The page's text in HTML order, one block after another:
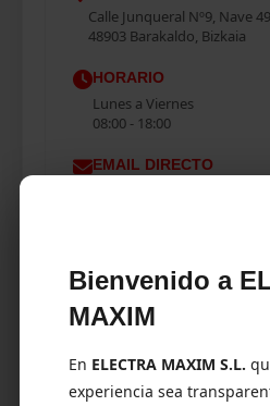
Calle Junqueral Nº9, Nave
48903 Barakaldo, Bizkaia
HORARIO
Lunes a Viernes
08:00 - 18:00
EMAIL DIRECTO
Bienvenido a
MAXIM
En ELECTRA MAXIM S.L.
experiencia sea